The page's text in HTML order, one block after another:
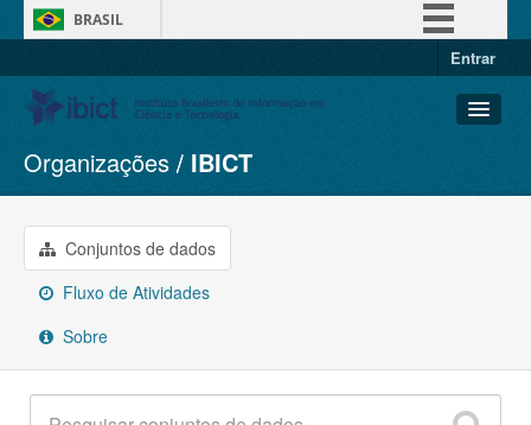
BRASIL
Entrar
Conjuntos de dados
Organizações
Grupos
Sobre
Organizações IBICT
Conjuntos de dados
Fluxo de Atividades
Sobre